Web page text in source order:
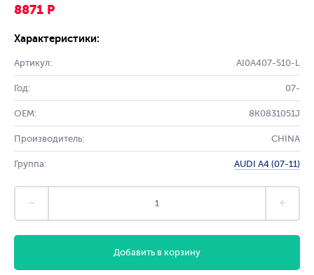
8871 Р
Характеристики:
Артикул: AI0A407-510-L
Год: 07-
OEM: 8K0831051J
Производитель: CHINA
Группа: AUDI A4 (07-11)
Добавить в корзину